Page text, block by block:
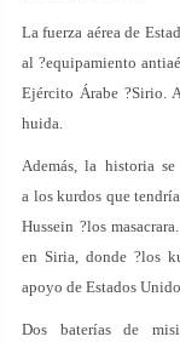
La fuerza aérea de
al ?equipamiento
Ejército Árabe ?Sirio.
huida.
Además, la historia
a los kurdos que
Hussein ?los
en Siria, donde ?los
apoyo de Estados
Dos baterías de